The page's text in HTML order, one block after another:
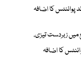
زبردست تیزی،